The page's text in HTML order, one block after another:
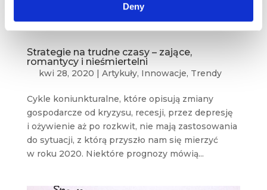
Deny
Strategie na trudne czasy – zające,
romantycy i nieśmiertelni
kwi 28, 2020 | Artykuły, Innowacje, Trendy
Cykle koniunkturalne, które opisują zmiany
gospodarcze od kryzysu, recesji, przez depresję
i ożywienie aż po rozkwit, nie mają zastosowania
do sytuacji, z którą przyszło nam się mierzyć
w roku 2020. Niektóre prognozy mówią...